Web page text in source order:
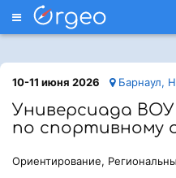
Меню
10-11 июня 2026 Барнаул,
Универсиада
по спортивному
Ориентирование,